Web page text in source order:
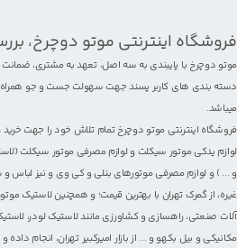
فروشگاه اینترنتی موتو دوچرخ،
موتو دوچرخ با پایبندی به سه اصل، تعهد به مشتری، ضمانت
دسته بندی های کاربر پسند جهت سهولت جست و جو همراه
میباشد.
فروشگاه اینترنتی موتو دوچرخ تمام تلاش خود را جهت
لوازم یدکی موتور سیکلت ولوازم مصرفی موتور سیکلت(
و ... ) و لوازم مصرفیموتورهای بنلی و کی وی و نیزلباس و
غیره، از گمرک تهران با بهترین قیمت؛ و همچنینلاستیک
آلات صنعتی، راهسازی و کشاورزی مانندلاستیک لودر،
مکانیکی و بیل بکهو و ... از بازار امیرکبیر تهران، انجام